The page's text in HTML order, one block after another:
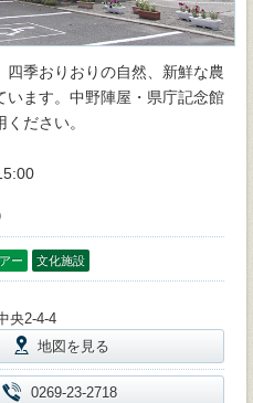
季おりおりの自然、新鮮な農
います。中野陣屋・県庁記念館
ださい。
ー 文化施設
央2-4-4
地図を見る
0269-23-2718